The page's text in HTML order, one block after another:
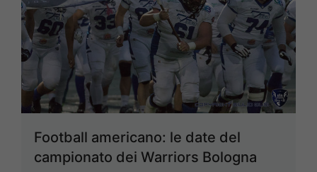
Football americano: le date del
campionato dei Warriors Bologna